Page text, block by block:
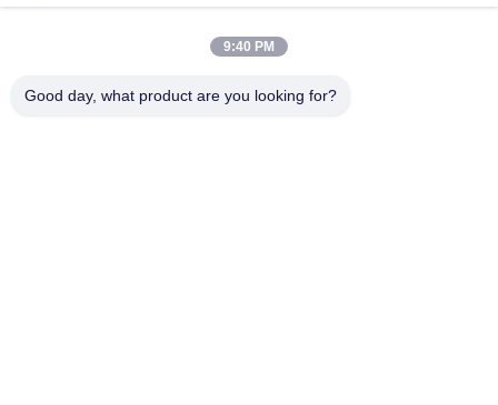
9:40 PM
Good day, what product are you looking for?